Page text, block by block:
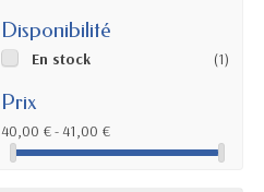
Disponibilité
En stock (1)
Prix
40,00 € - 41,00 €